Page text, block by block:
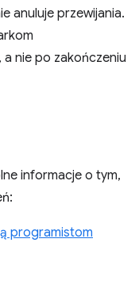
anuluje przewijania.
nie po zakończeniu
informacje o tym,
programistom